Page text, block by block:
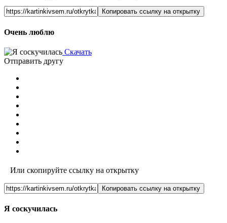
Копировать ссылку на открытку
Очень люблю
Скачать
Отправить другу
Или скопируйте ссылку на открытку
Копировать ссылку на открытку
Я соскучилась